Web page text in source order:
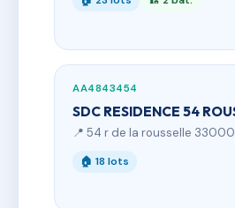
AA4843454
SDC RESIDENCE 54
📍 54 r de la rousselle 33000
🏠 18 lots